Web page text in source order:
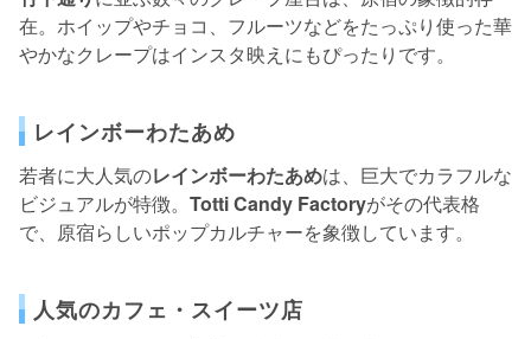
在。ホイップやチョコ、フルーツなどをたっぷり使った華
やかなクレープはインスタ映えにもぴったりです。
レインボーわたあめ
若者に大人気のレインボーわたあめは、巨大でカラフルな
ビジュアルが特徴。 Totti Candy Factoryがその代表格
で、原宿らしいポップカルチャーを象徴しています。
人気のカフェ・スイーツ店